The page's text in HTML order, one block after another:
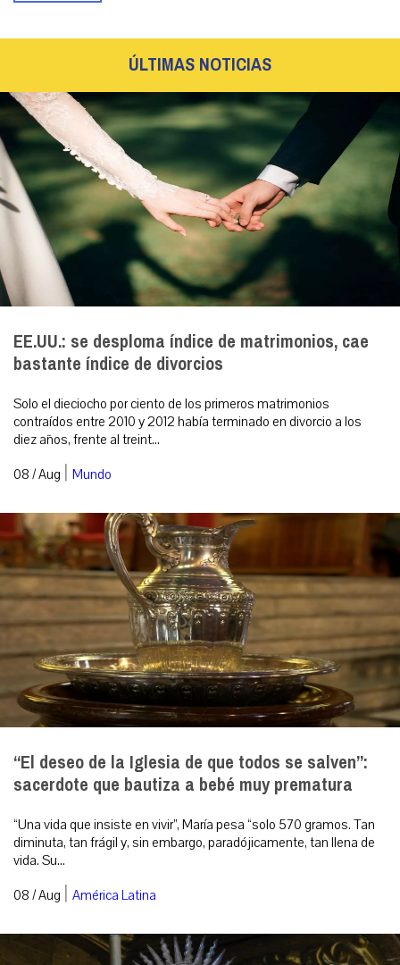
ÚLTIMAS NOTICIAS
EE.UU.: se desploma índice de matrimonios, cae
bastante índice de divorcios
Solo el dieciocho por ciento de los primeros matrimonios
contraídos entre 2010 y 2012 había terminado en divorcio a los
diez años, frente al treint...
08 / Aug | Mundo
“El deseo de la Iglesia de que todos se salven”:
sacerdote que bautiza a bebé muy prematura
“Una vida que insiste en vivir”, María pesa “solo 570 gramos. Tan
diminuta, tan frágil y, sin embargo, paradójicamente, tan llena de
vida. Su...
08 / Aug | América Latina